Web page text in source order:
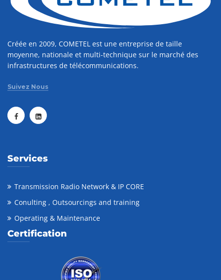
Créée en 2009, COMETEL est une entreprise de taille
moyenne, nationale et multi-technique sur le marché des
infrastructures de télécommunications.
Suivez Nous
Services
Transmission Radio Network & IP CORE
Conulting , Outsourcings and training
Operating & Maintenance
Certification